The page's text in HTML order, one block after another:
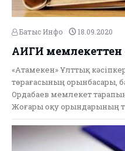
Батыс Инфо 18.09.2020
АИГИ мемлекеттен
«Атамекен» Ұлттық
төрағасының орынбасары,
Ордабаев мемлекет
Жоғары оқу орындарының